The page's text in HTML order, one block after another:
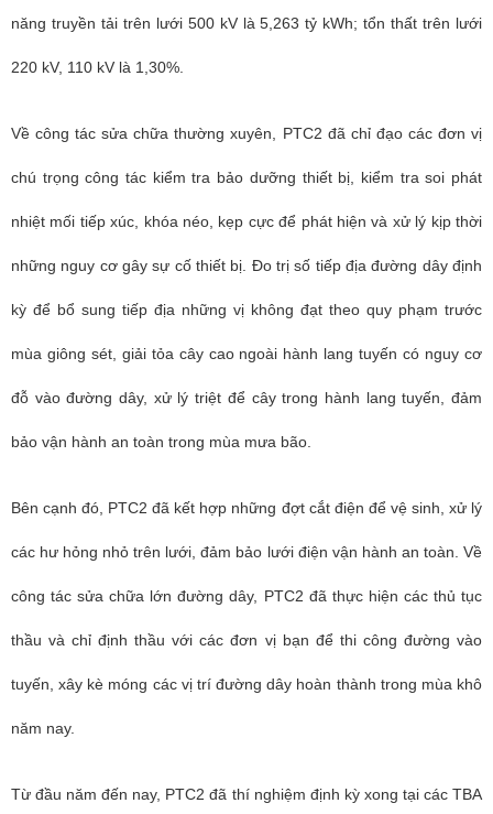
năng truyền tải trên lưới 500 kV là 5,263 tỷ kWh; tổn thất trên lưới
220 kV, 110 kV là 1,30%.
Về công tác sửa chữa thường xuyên, PTC2 đã chỉ đạo các đơn vị
chú trọng công tác kiểm tra bảo dưỡng thiết bị, kiểm tra soi phát
nhiệt mối tiếp xúc, khóa néo, kẹp cực để phát hiện và xử lý kịp thời
những nguy cơ gây sự cố thiết bị. Đo trị số tiếp địa đường dây định
kỳ để bổ sung tiếp địa những vị không đạt theo quy phạm trước
mùa giông sét, giải tỏa cây cao ngoài hành lang tuyến có nguy cơ
đỗ vào đường dây, xử lý triệt để cây trong hành lang tuyến, đảm
bảo vận hành an toàn trong mùa mưa bão.
Bên cạnh đó, PTC2 đã kết hợp những đợt cắt điện để vệ sinh, xử lý
các hư hỏng nhỏ trên lưới, đảm bảo lưới điện vận hành an toàn. Về
công tác sửa chữa lớn đường dây, PTC2 đã thực hiện các thủ tục
thầu và chỉ định thầu với các đơn vị bạn để thi công đường vào
tuyến, xây kè móng các vị trí đường dây hoàn thành trong mùa khô
năm nay.
Từ đầu năm đến nay, PTC2 đã thí nghiệm định kỳ xong tại các TBA